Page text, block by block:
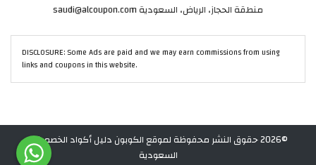
منطقة الحجاز، الرياض، السعودية saudi@alcoupon.com
DISCLOSURE: Some Ads are paid and we may earn commissions from using
links and coupons in this website.
©2026 حقوق النشر محفوظة لموقع الكوبون دليل أكواد الخصم في
السعودية